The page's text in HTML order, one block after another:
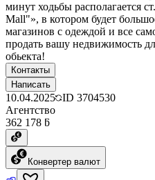
минут ходьбы располагается
Mall"», в котором будет
магазинов с одеждой и все
продать вашу недвижимость
обьекта!
Контакты
Написать
10.04.2025 ID 3704530
Агентство
362 178 ƃ
Конвертер валют